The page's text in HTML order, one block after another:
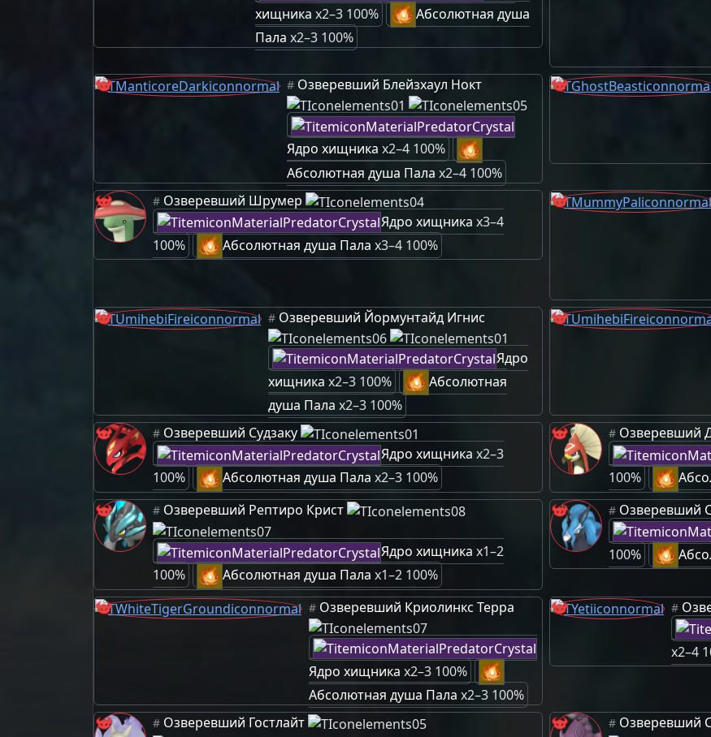
хищника x2–3 100%
Абсолютная душа
Пала x2–3 100%
# Озверевший Блейзхаул Нокт
Ядро хищника x2–4 100%
Абсолютная душа Пала x2–4 100%
# Озверевший Шрумер
Ядро хищника x3–4
100%
Абсолютная душа Пала x3–4 100%
# Озверевший Йормунтайд Игнис
Ядро
хищника x2–3 100%
Абсолютная
душа Пала x2–3 100%
# Озверевший Судзаку
Ядро хищника x2–3
100%
Абсолютная душа Пала x2–3 100%
# Озверевший
100%
# Озверевший Рептиро Крист
Ядро хищника x1–2
100%
Абсолютная душа Пала x1–2 100%
# Озверевший
100%
# Озверевший Криолинкс Терра
Ядро хищника x2–3 100%
Абсолютная душа Пала x2–3 100%
#
x2–4
# Озверевший Гостлайт # Озверевший